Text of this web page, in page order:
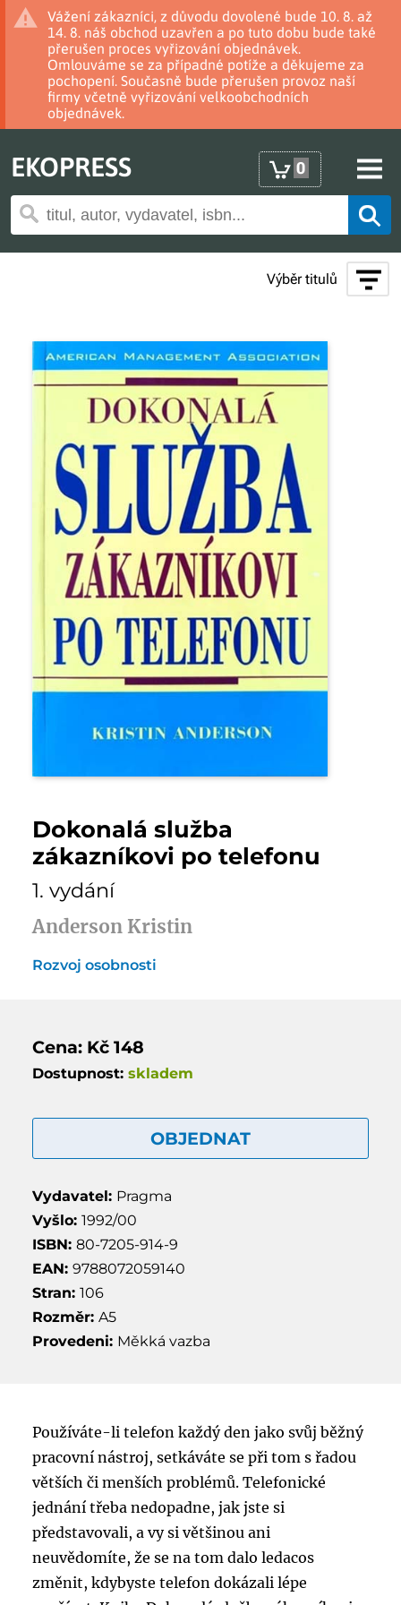
Vážení zákazníci, z důvodu dovolené bude 10. 8. až
14. 8. náš obchod uzavřen a po tuto dobu bude také
přerušen proces vyřizování objednávek.
Omlouváme se za případné potíže a děkujeme za
pochopení. Současně bude přerušen provoz naší
firmy včetně vyřizování velkoobchodních
objednávek.
EKOPRESS 0
Výběr titulů
Dokonalá služba
zákazníkovi po telefonu
1. vydání
Anderson Kristin
Rozvoj osobnosti
Cena: Kč 148
Dostupnost: skladem
OBJEDNAT
Vydavatel: Pragma
Vyšlo: 1992/00
ISBN: 80-7205-914-9
EAN: 9788072059140
Stran: 106
Rozměr: A5
Provedeni: Měkká vazba
Používáte-li telefon každý den jako svůj běžný
pracovní nástroj, setkáváte se při tom s řadou
větších či menších problémů. Telefonické
jednání třeba nedopadne, jak jste si
představovali, a vy si většinou ani
neuvědomíte, že se na tom dalo ledacos
změnit, kdybyste telefon dokázali lépe